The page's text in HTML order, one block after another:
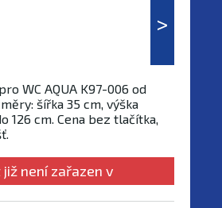
WC AQUA K97-006 od
šířka 35 cm, výška
126 cm. Cena bez tlačítka,
není zařazen v